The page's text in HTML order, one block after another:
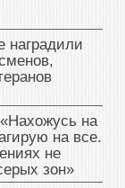
наградили
на
на все.
не
зон»